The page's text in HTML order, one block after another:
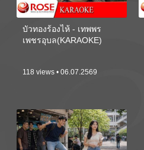
บัวทองร้องไห้ - เทพพร
เพชรอุบล(KARAOKE)
118 views • 06.07.2569